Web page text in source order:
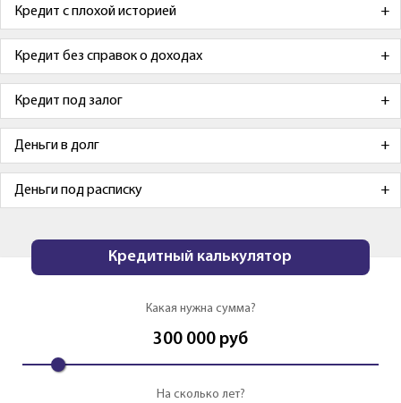
Кредит с плохой историей
Кредит без справок о доходах
Кредит под залог
Деньги в долг
Деньги под расписку
Кредитный калькулятор
Какая нужна сумма?
300 000 руб
На сколько лет?